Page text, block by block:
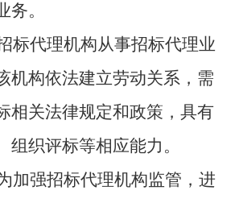
。
标代理机构从事招标代理业
机构依法建立劳动关系，需
相关法律规定和政策，具有
组织评标等相应能力。
加强招标代理机构监管，进